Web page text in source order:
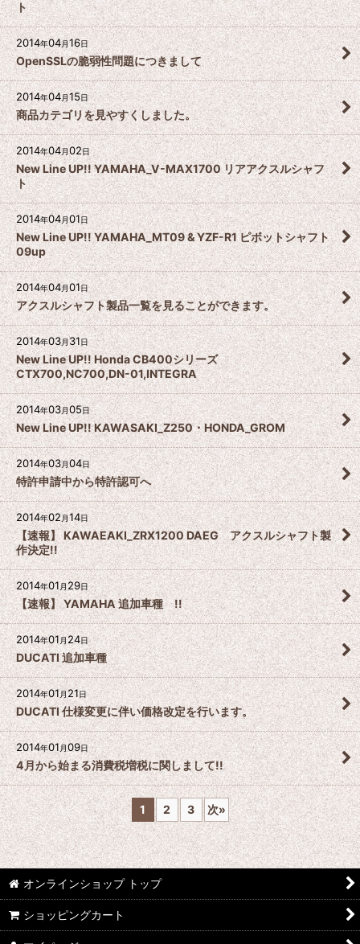
ト
2014年04月16日
OpenSSLの脆弱性問題につきまして
2014年04月15日
商品カテゴリを見やすくしました。
2014年04月02日
New Line UP!! YAMAHA_V-MAX1700 リアアクスルシャフ
ト
2014年04月01日
New Line UP!! YAMAHA_MT09 & YZF-R1 ピボットシャフト
09up
2014年04月01日
アクスルシャフト製品一覧を見ることができます。
2014年03月31日
New Line UP!! Honda CB400シリーズ
CTX700,NC700,DN-01,INTEGRA
2014年03月05日
New Line UP!! KAWASAKI_Z250・HONDA_GROM
2014年03月04日
特許申請中から特許認可へ
2014年02月14日
【速報】 KAWAEAKI_ZRX1200 DAEG アクスルシャフト製
作決定!!
2014年01月29日
【速報】 YAMAHA 追加車種 !!
2014年01月24日
DUCATI 追加車種
2014年01月21日
DUCATI 仕様変更に伴い価格改定を行います。
2014年01月09日
4月から始まる消費税増税に関しまして!!
1 2 3 次»
オンラインショップ トップ
ショッピングカート